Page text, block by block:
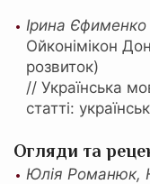
Ірина Єфименко
Ойконімікон
розвиток)
// Українська
статті:
Огляди та
Юлія Романюк,